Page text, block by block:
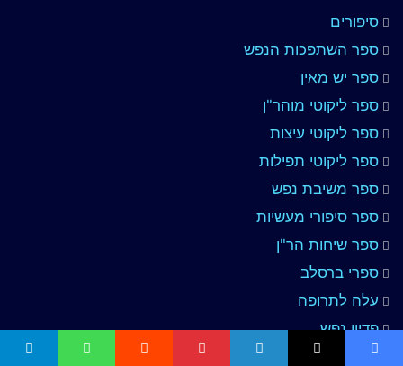
סיפורים
ספר השתפכות הנפש
ספר יש מאין
ספר ליקוטי מוהר"ן
ספר ליקוטי עיצות
ספר ליקוטי תפילות
ספר משיבת נפש
ספר סיפורי מעשיות
ספר שיחות הר"ן
ספרי ברסלב
עלה לתרופה
פדיון נפש
פורים